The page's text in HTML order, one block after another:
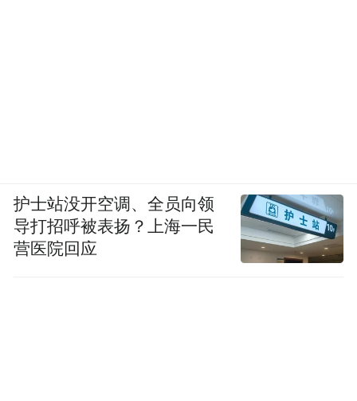
护士站没开空调、全员向领
导打招呼被表扬？上海一民
营医院回应